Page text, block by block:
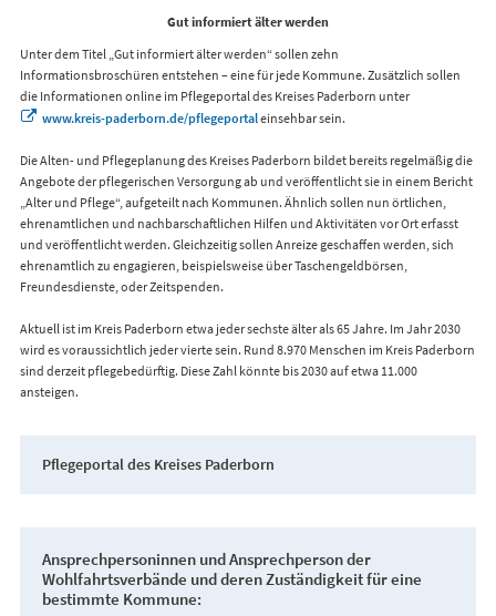
Gut informiert älter werden
Unter dem Titel „Gut informiert älter werden“ sollen zehn
Informationsbroschüren entstehen – eine für jede Kommune. Zusätzlich sollen
die Informationen online im Pflegeportal des Kreises Paderborn unter
www.kreis-paderborn.de/pflegeportaleinsehbar sein.
Die Alten- und Pflegeplanung des Kreises Paderborn bildet bereits regelmäßig die
Angebote der pflegerischen Versorgung ab und veröffentlicht sie in einem Bericht
„Alter und Pflege“, aufgeteilt nach Kommunen. Ähnlich sollen nun örtlichen,
ehrenamtlichen und nachbarschaftlichen Hilfen und Aktivitäten vor Ort erfasst
und veröffentlicht werden. Gleichzeitig sollen Anreize geschaffen werden, sich
ehrenamtlich zu engagieren, beispielsweise über Taschengeldbörsen,
Freundesdienste, oder Zeitspenden.
Aktuell ist im Kreis Paderborn etwa jeder sechste älter als 65 Jahre. Im Jahr 2030
wird es voraussichtlich jeder vierte sein. Rund 8.970 Menschen im Kreis Paderborn
sind derzeit pflegebedürftig. Diese Zahl könnte bis 2030 auf etwa 11.000
ansteigen.
Pflegeportal des Kreises Paderborn
Ansprechpersoninnen und Ansprechperson der
Wohlfahrtsverbände und deren Zuständigkeit für eine
bestimmte Kommune: